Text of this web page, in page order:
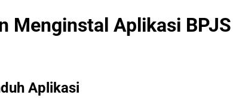
Menginstal Aplikasi BPJS
Aplikasi